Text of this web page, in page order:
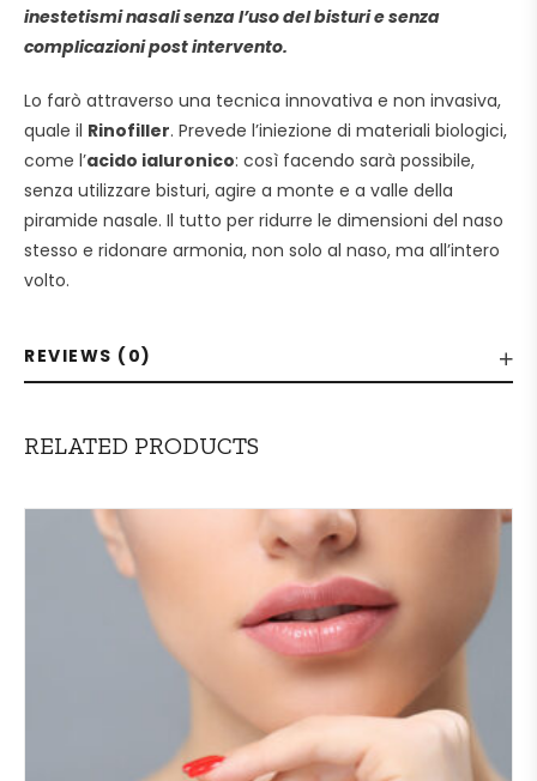
inestetismi nasali senza l’uso del bisturi e senza
complicazioni post intervento.
Lo farò attraverso una tecnica innovativa e non invasiva,
quale il Rinofiller. Prevede l’iniezione di materiali biologici,
come l’acido ialuronico: così facendo sarà possibile,
senza utilizzare bisturi, agire a monte e a valle della
piramide nasale. Il tutto per ridurre le dimensioni del naso
stesso e ridonare armonia, non solo al naso, ma all’intero
volto.
REVIEWS (0)
RELATED PRODUCTS